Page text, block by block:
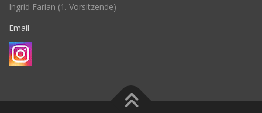
Ingrid Farian (1. Vorsitzende)
Email